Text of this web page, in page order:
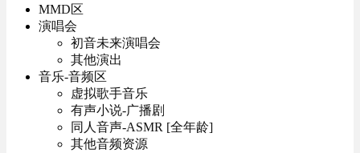
MMD区
演唱会
初音未来演唱会
其他演出
音乐-音频区
虚拟歌手音乐
有声小说-广播剧
同人音声-ASMR [全年龄]
其他音频资源